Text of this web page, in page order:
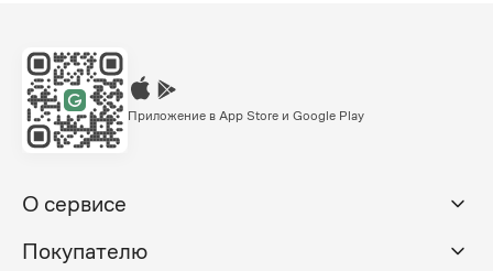
Приложение в App Store и Google Play
О сервисе
Покупателю